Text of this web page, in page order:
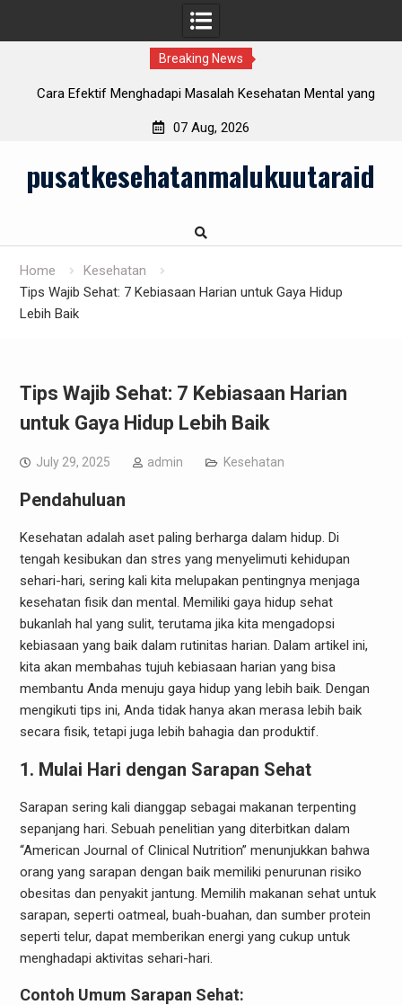
Breaking News
Cara Efektif Menghadapi Masalah Kesehatan Mental yang
07 Aug, 2026
contentpusatkesehatanmalukuutaraid
Home
Kesehatan
Tips Wajib Sehat: 7 Kebiasaan Harian untuk Gaya Hidup
Lebih Baik
Tips Wajib Sehat: 7 Kebiasaan Harian
untuk Gaya Hidup Lebih Baik
July 29, 2025 admin Kesehatan
Pendahuluan
Kesehatan adalah aset paling berharga dalam hidup. Di
tengah kesibukan dan stres yang menyelimuti kehidupan
sehari-hari, sering kali kita melupakan pentingnya menjaga
kesehatan fisik dan mental. Memiliki gaya hidup sehat
bukanlah hal yang sulit, terutama jika kita mengadopsi
kebiasaan yang baik dalam rutinitas harian. Dalam artikel ini,
kita akan membahas tujuh kebiasaan harian yang bisa
membantu Anda menuju gaya hidup yang lebih baik. Dengan
mengikuti tips ini, Anda tidak hanya akan merasa lebih baik
secara fisik, tetapi juga lebih bahagia dan produktif.
1. Mulai Hari dengan Sarapan Sehat
Sarapan sering kali dianggap sebagai makanan terpenting
sepanjang hari. Sebuah penelitian yang diterbitkan dalam
“American Journal of Clinical Nutrition” menunjukkan bahwa
orang yang sarapan dengan baik memiliki penurunan risiko
obesitas dan penyakit jantung. Memilih makanan sehat untuk
sarapan, seperti oatmeal, buah-buahan, dan sumber protein
seperti telur, dapat memberikan energi yang cukup untuk
menghadapi aktivitas sehari-hari.
Contoh Umum Sarapan Sehat: